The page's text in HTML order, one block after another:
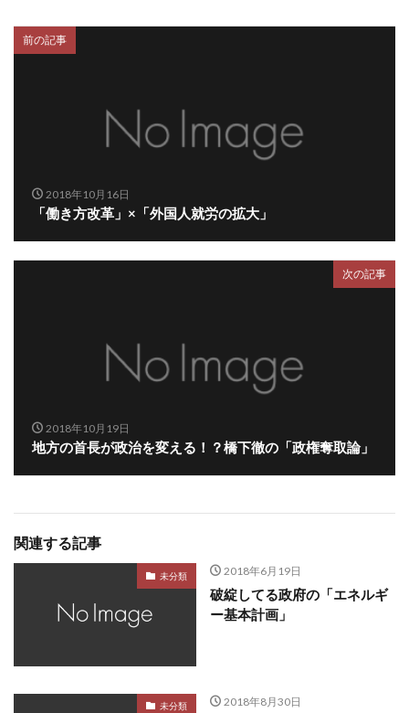
前の記事
2018年10月16日
「働き方改革」×「外国人就労の拡大」
次の記事
2018年10月19日
地方の首長が政治を変える！？橋下徹の「政権奪取論」
関連する記事
未分類 2018年6月19日
破綻してる政府の「エネルギ
ー基本計画」
未分類 2018年8月30日